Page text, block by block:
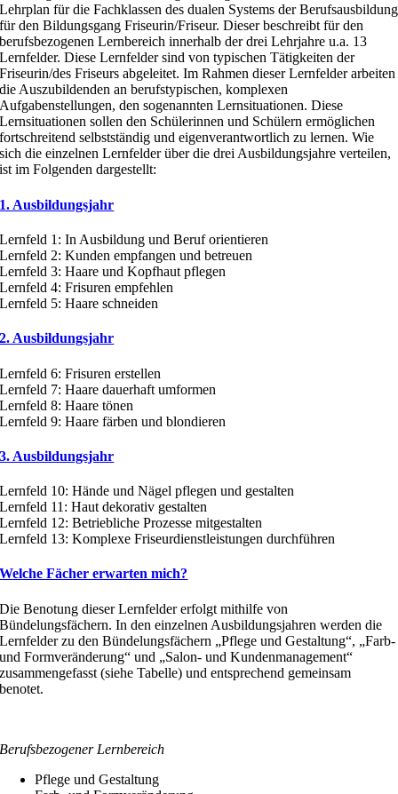
Lehrplan für die Fachklassen des dualen Systems der Berufsausbildung
für den Bildungsgang Friseurin/Friseur. Dieser beschreibt für den
berufsbezogenen Lernbereich innerhalb der drei Lehrjahre u.a. 13
Lernfelder. Diese Lernfelder sind von typischen Tätigkeiten der
Friseurin/des Friseurs abgeleitet. Im Rahmen dieser Lernfelder arbeiten
die Auszubildenden an berufstypischen, komplexen
Aufgabenstellungen, den sogenannten Lernsituationen. Diese
Lernsituationen sollen den Schülerinnen und Schülern ermöglichen
fortschreitend selbstständig und eigenverantwortlich zu lernen. Wie
sich die einzelnen Lernfelder über die drei Ausbildungsjahre verteilen,
ist im Folgenden dargestellt:
1. Ausbildungsjahr
Lernfeld 1: In Ausbildung und Beruf orientieren
Lernfeld 2: Kunden empfangen und betreuen
Lernfeld 3: Haare und Kopfhaut pflegen
Lernfeld 4: Frisuren empfehlen
Lernfeld 5: Haare schneiden
2. Ausbildungsjahr
Lernfeld 6: Frisuren erstellen
Lernfeld 7: Haare dauerhaft umformen
Lernfeld 8: Haare tönen
Lernfeld 9: Haare färben und blondieren
3. Ausbildungsjahr
Lernfeld 10: Hände und Nägel pflegen und gestalten
Lernfeld 11: Haut dekorativ gestalten
Lernfeld 12: Betriebliche Prozesse mitgestalten
Lernfeld 13: Komplexe Friseurdienstleistungen durchführen
Welche Fächer erwarten mich?
Die Benotung dieser Lernfelder erfolgt mithilfe von
Bündelungsfächern. In den einzelnen Ausbildungsjahren werden die
Lernfelder zu den Bündelungsfächern „Pflege und Gestaltung“, „Farb-
und Formveränderung“ und „Salon- und Kundenmanagement“
zusammengefasst (siehe Tabelle) und entsprechend gemeinsam
benotet.
Berufsbezogener Lernbereich
Pflege und Gestaltung